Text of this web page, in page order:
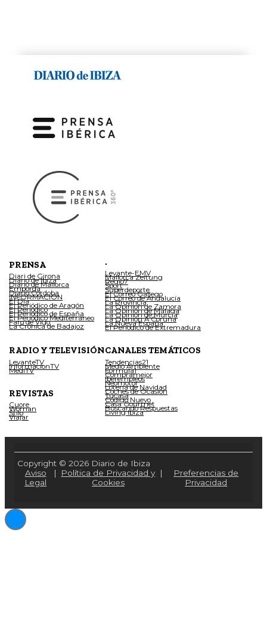
PRENSA
Diari de Girona
Diario de Ibiza
Diario de Mallorca
Empordà
Diario Córdoba
INFORMACIÓN
El Día
El Periódico de Aragón
El Periódico
El Periódico de España
El Periódico Mediterráneo
Faro de Vigo
La Crónica de Badajoz
.
Levante-EMV
Mallorca Zeitung
Regio7
Sport
Superdeporte
El Correo Gallego
El Correo de Andalucía
La Provincia
La Opinión de Zamora
La Opinión de Málaga
La Opinión de Murcia
La Opinión A Coruña
La Nueva España
El Periódico de Extremadura
RADIO Y TELEVISIÓN
LevanteTV
InformacionTV
MediTV
REVISTAS
Cuore
Woman
Stilo
Viajar
CANALES TEMÁTICOS
Tendencias21
Medio Ambiente
Fórmula1
Compramejor
Iberempleos
Neomotor
Lotería de Navidad
Coches de Ocasión
Tucasa
Código Nuevo
Casa Gourmet
Buscando Respuestas
Living Ibiza
Copyright © 2026 Diario de Ibiza
Aviso
Legal
|
Política de Privacidad y
Cookies
|
Preferencias de
Privacidad